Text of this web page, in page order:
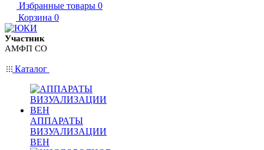
Избранные товары 0
Корзина 0
Участник
АМФП СО
Каталог
АППАРАТЫ
ВИЗУАЛИЗАЦИИ
ВЕН